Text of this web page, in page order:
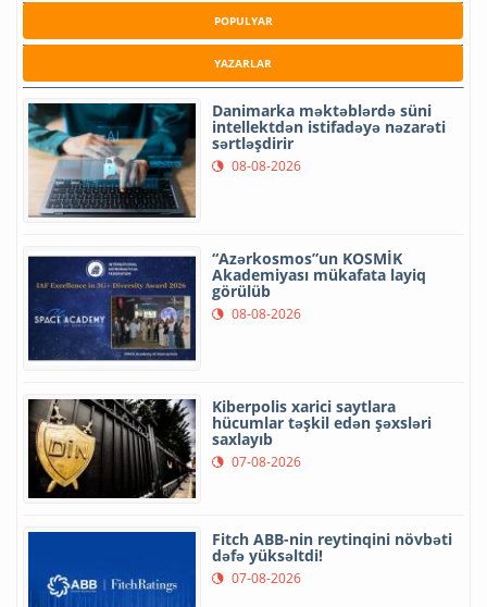
POPULYAR
YAZARLAR
Danimarka məktəblərdə süni
intellektdən istifadəyə nəzarəti
sərtləşdirir
08-08-2026
“Azərkosmos”un KOSMİK
Akademiyası mükafata layiq
görülüb
08-08-2026
Kiberpolis xarici saytlara
hücumlar təşkil edən şəxsləri
saxlayıb
07-08-2026
Fitch ABB-nin reytinqini növbəti
dəfə yüksəltdi!
07-08-2026